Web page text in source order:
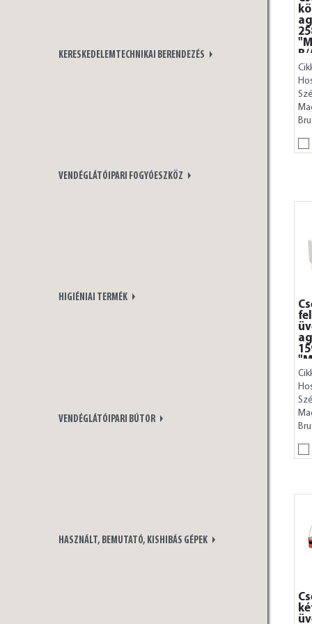
KERESKEDELEMTECHNIKAI BERENDEZÉS
VENDÉGLÁTÓIPARI FOGYÓESZKÖZ
HIGIÉNIAI TERMÉK
VENDÉGLÁTÓIPARI BÚTOR
HASZNÁLT, BEMUTATÓ, KISHIBÁS GÉPEK
B/
B/